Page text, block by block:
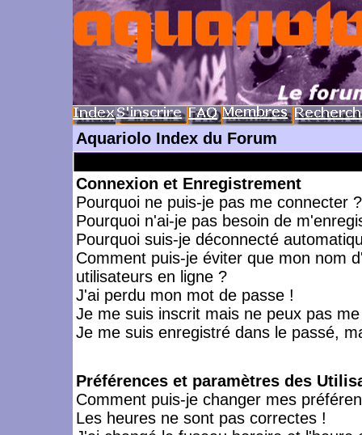
Aquariolo Index du Forum
Connexion et Enregistrement
Pourquoi ne puis-je pas me connecter ?
Pourquoi n'ai-je pas besoin de
Pourquoi suis-je déconnecté
Comment puis-je éviter que mon nom
utilisateurs en ligne ?
J'ai perdu mon mot de passe !
Je me suis inscrit mais ne peux pas
Je me suis enregistré dans le passé,
Préférences et paramètres des
Comment puis-je changer mes
Les heures ne sont pas correctes !